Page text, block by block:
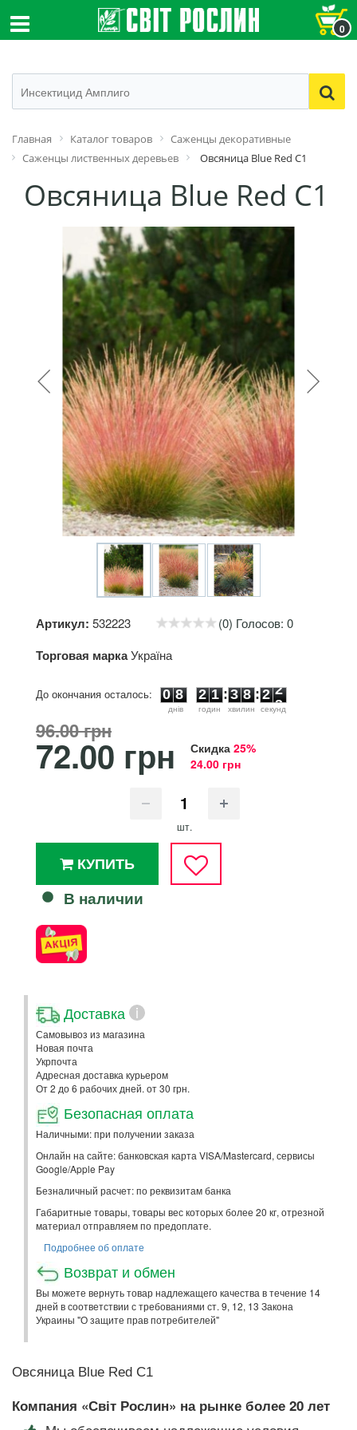
0
Главная Каталог товаров
Саженцы декоративные
Саженцы лиственных деревьев
Овсяница Blue Red С1
Овсяница Blue Red С1
Артикул: 532223 (0) Голосов: 0
Торговая маркаУкраїна
До окончания осталось:
0 8
днiв
2 1
годин
: 3 8
хвилин
: 2 2
секунд
96.00 грн
72.00 грн Скидка 25%
24.00 грн
шт.
КУПИТЬ
В наличии
Доставка i
Самовывоз из магазина
Новая почта
Укрпочта
Адресная доставка курьером
От 2 до 6 рабочих дней. от 30 грн.
Безопасная оплата
Наличными: при получении заказа
Онлайн на сайте: банковская карта VISA/Mastercard, сервисы
Google/Apple Pay
Безналичный расчет: по реквизитам банка
Габаритные товары, товары вес которых более 20 кг, отрезной
материал отправляем по предоплате.
Подробнее об оплате
Возврат и обмен
Вы можете вернуть товар надлежащего качества в течение 14
дней в соответствии с требованиями ст. 9, 12, 13 Закона
Украины "О защите прав потребителей"
Овсяница Blue Red С1
Компания «Світ Рослин» на рынке более 20 лет